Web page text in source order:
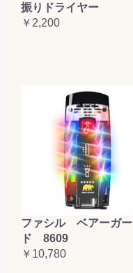
振りドライヤー
￥2,200
ファシル ベアーガー
ド 8609
￥10,780